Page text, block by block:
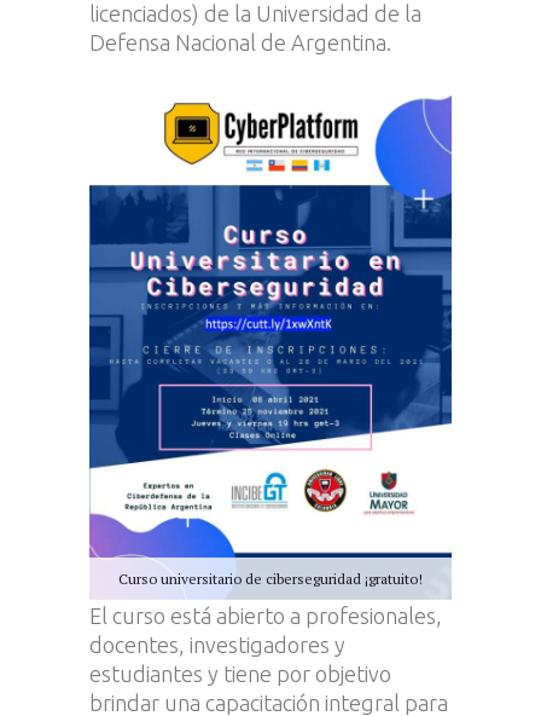
licenciados) de la Universidad de la
Defensa Nacional de Argentina.
Curso universitario de ciberseguridad ¡gratuito!
El curso está abierto a profesionales,
docentes, investigadores y
estudiantes y tiene por objetivo
brindar una capacitación integral para